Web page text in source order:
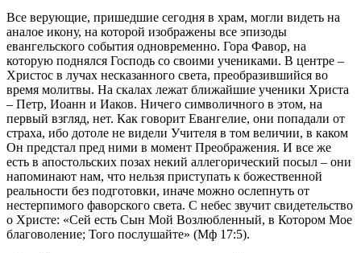
Все верующие, пришедшие сегодня в храм, могли видеть на
аналое икону, на которой изображены все эпизоды
евангельского события одновременно. Гора Фавор, на
которую поднялся Господь со своими учениками. В центре –
Христос в лучах несказанного света, преобразившийся во
время молитвы. На скалах лежат ближайшие ученики Христа
– Петр, Иоанн и Иаков. Ничего символичного в этом, на
первый взгляд, нет. Как говорит Евангелие, они попадали от
страха, ибо дотоле не видели Учителя в том величии, в каком
Он предстал пред ними в момент Преображения. И все же
есть в апостольских позах некий аллегорический посыл – они
напоминают нам, что нельзя приступать к божественной
реальности без подготовки, иначе можно ослепнуть от
нестерпимого фаворского света. С небес звучит свидетельство
о Христе: «Сей есть Сын Мой Возлюбленный, в Котором Мое
благоволение; Того послушайте» (Мф 17:5).